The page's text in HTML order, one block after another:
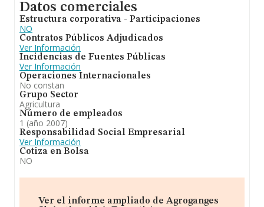
Datos comerciales
Estructura corporativa - Participaciones
NO
Contratos Públicos Adjudicados
Ver Información
Incidencias de Fuentes Públicas
Ver Información
Operaciones Internacionales
No constan
Grupo Sector
Agricultura
Número de empleados
1 (año 2007)
Responsabilidad Social Empresarial
Ver Información
Cotiza en Bolsa
NO
Ver el informe ampliado de Agroganges